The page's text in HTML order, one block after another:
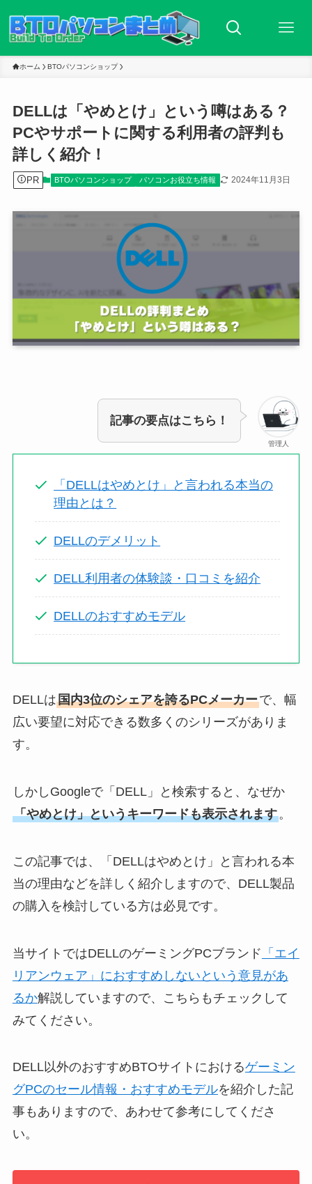
ホーム BTOパソコンショップ
DELLは「やめとけ」という噂はある？
PCやサポートに関する利用者の評判も
詳しく紹介！
PR BTOパソコンショップ パソコンお役立ち情報 2024年11月3日
管理人
記事の要点はこちら！
「DELLはやめとけ」と言われる本当の
理由とは？
DELLのデメリット
DELL利用者の体験談・口コミを紹介
DELLのおすすめモデル
DELLは国内3位のシェアを誇るPCメーカーで、幅
広い要望に対応できる数多くのシリーズがありま
す。
しかしGoogleで「DELL」と検索すると、なぜか
「やめとけ」というキーワードも表示されます。
この記事では、「DELLはやめとけ」と言われる本
当の理由などを詳しく紹介しますので、DELL製品
の購入を検討している方は必見です。
当サイトではDELLのゲーミングPCブランド 「エイ
リアンウェア」におすすめしないという意見があ
るか解説していますので、こちらもチェックして
みてください。
DELL以外のおすすめBTOサイトにおけるゲーミン
グPCのセール情報・おすすめモデルを紹介した記
事もありますので、あわせて参考にしてくださ
い。